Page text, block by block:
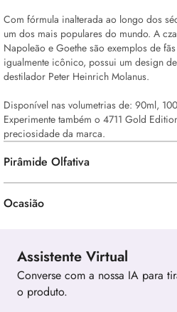
Com fórmula inalterada ao longo dos
um dos mais populares do mundo. A
Napoleão e Goethe são exemplos de
igualmente icônico, possui um design
destilador Peter Heinrich Molanus.
Disponível nas volumetrias de: 90ml,
Experimente também o 4711 Gold
preciosidade da marca.
Pirâmide Olfativa
Ocasião
Assistente Virtual
Converse com a nossa IA para
o produto.